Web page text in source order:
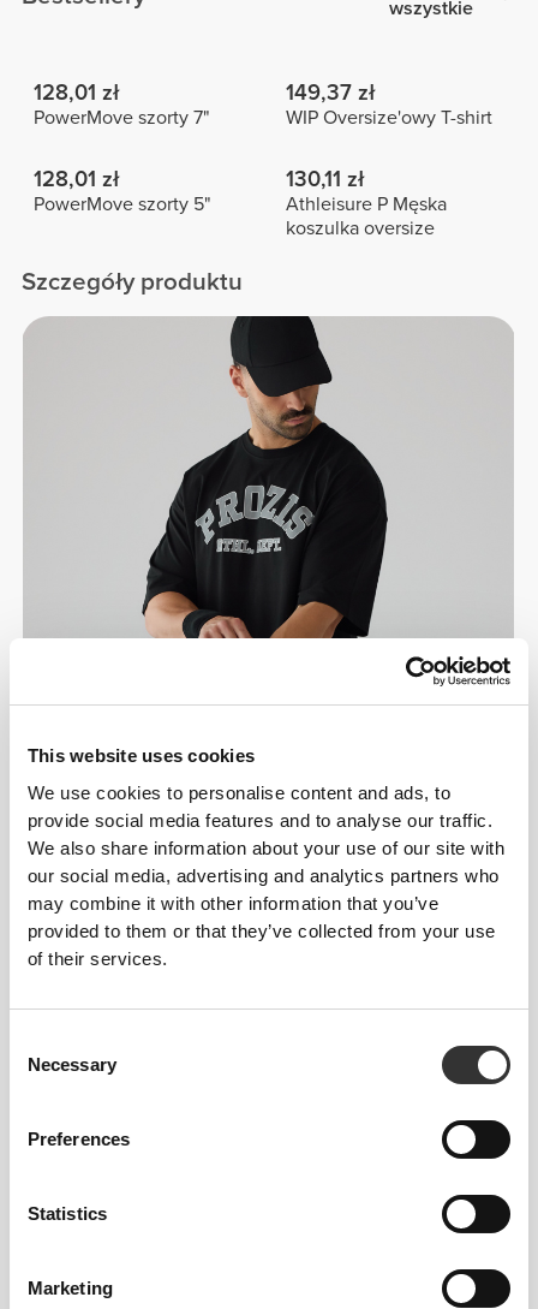
This website uses cookies
We use cookies to personalise content and ads, to
provide social media features and to analyse our traffic.
We also share information about your use of our site with
our social media, advertising and analytics partners who
may combine it with other information that you’ve
provided to them or that they’ve collected from your use
of their services.
Selection
Necessary
Preferences
Statistics
Marketing
wszystkie
128,01 zł
PowerMove szorty 7"
149,37 zł
WIP Oversize'owy T-shirt
128,01 zł
PowerMove szorty 5"
130,11 zł
Athleisure P Męska
koszulka oversize
Szczegóły produktu
Athleisure
Poruszaj się
swobodnie. Żyj
wygodnie.
Stworzona, by towarzyszyć Ci przez cały dzień,
i komfort za sprawą lekkich, oddychających
materiałów o miękkości drugiej skóry. Od ćwiczeń
część garderoby zapewnia wszechstronny styl i
poruszać się bez ograniczeń i zawsze pokazywać
się z najlepszej strony, gdziekolwiek zaprowadzi